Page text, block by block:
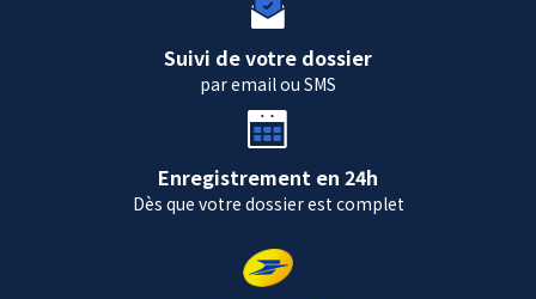
Suivi de votre dossier
par email ou SMS
Enregistrement en 24h
Dès que votre dossier est complet